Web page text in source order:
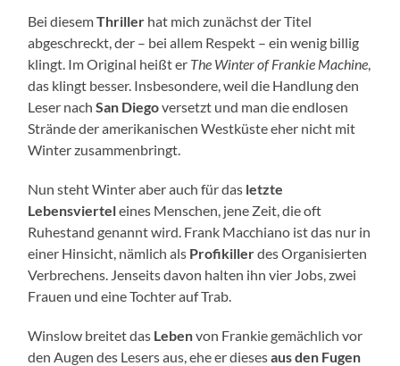
Bei diesemThriller hat mich zunächst der Titel
abgeschreckt, der – bei allem Respekt – ein wenig billig
klingt. Im Original heißt er The Winter of Frankie Machine
das klingt besser. Insbesondere, weil die Handlung den
Leser nachSan Diegoversetzt und man die endlosen
Strände der amerikanischen Westküste eher nicht mit
Winter zusammenbringt.
Nun steht Winter aber auch für das letzte
Lebensvierteleines Menschen, jene Zeit, die oft
Ruhestand genannt wird. Frank Macchiano ist das nur in
einer Hinsicht, nämlich als Profikillerdes Organisierten
Verbrechens. Jenseits davon halten ihn vier Jobs, zwei
Frauen und eine Tochter auf Trab.
Winslow breitet das Lebenvon Frankie gemächlich vor
den Augen des Lesers aus, ehe er diesesaus den Fugen